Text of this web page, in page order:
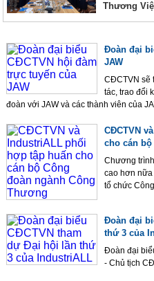
Thương
Đoàn đại
JAW
CĐCTVN sẽ
tác, trao đổi
đoàn với JAW và các thành viên của
CĐCTVN
cho cán
Chương
cao hơn nữa
tổ chức
Đoàn đại
thứ 3 của
Đoàn đại
- Chủ tịch